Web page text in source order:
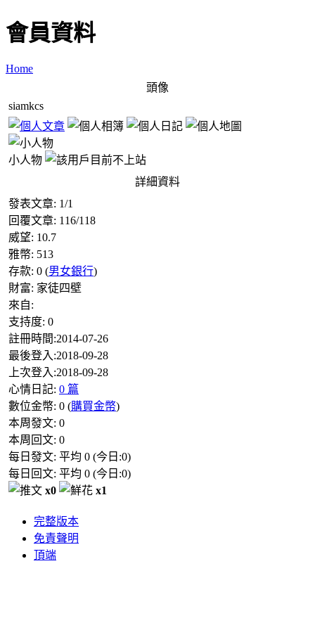
會員資料
Home
頭像
siamkcs
小人物
詳細資料
發表文章: 1/1
回覆文章: 116/118
威望: 10.7
雅幣: 513
存款: 0 (男女銀行)
財富: 家徒四壁
來自:
支持度: 0
註冊時間:2014-07-26
最後登入:2018-09-28
上次登入:2018-09-28
心情日記: 0 篇
數位金幣: 0 (購買金幣)
本周發文: 0
本周回文: 0
每日發文: 平均 0 (今日:0)
每日回文: 平均 0 (今日:0)
x0
x1
完整版本
免責聲明
頂端